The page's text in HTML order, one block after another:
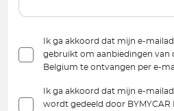
Ik ga akkoord dat mijn e-
gebruikt om aanbiedingen van
Belgium te ontvangen per e-
Ik ga akkoord dat mijn e-
wordt gedeeld door BYMYCAR